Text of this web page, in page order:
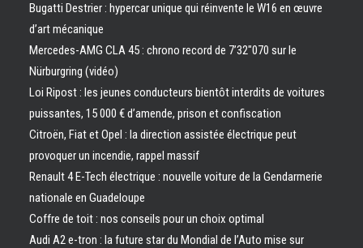
Bugatti Destrier : hypercar unique qui réinvente le W16 en œuvre
d’art mécanique
Mercedes-AMG CLA 45 : chrono record de 7’32″070 sur le
Nürburgring (vidéo)
Loi Ripost : les jeunes conducteurs bientôt interdits de voitures
puissantes, 15 000 € d’amende, prison et confiscation
Citroën, Fiat et Opel : la direction assistée électrique peut
provoquer un incendie, rappel massif
Renault 4 E-Tech électrique : nouvelle voiture de la Gendarmerie
nationale en Guadeloupe
Coffre de toit : nos conseils pour un choix optimal
Audi A2 e-tron : la future star du Mondial de l’Auto mise sur